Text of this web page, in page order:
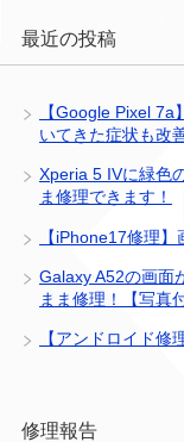
最近の投稿
【Google Pixel
いてきた症状も改
Xperia 5 IVに緑色
ま修理できます！
【iPhone17修理
Galaxy A52の画面
まま修理！【写真
【アンドロイド修
修理報告